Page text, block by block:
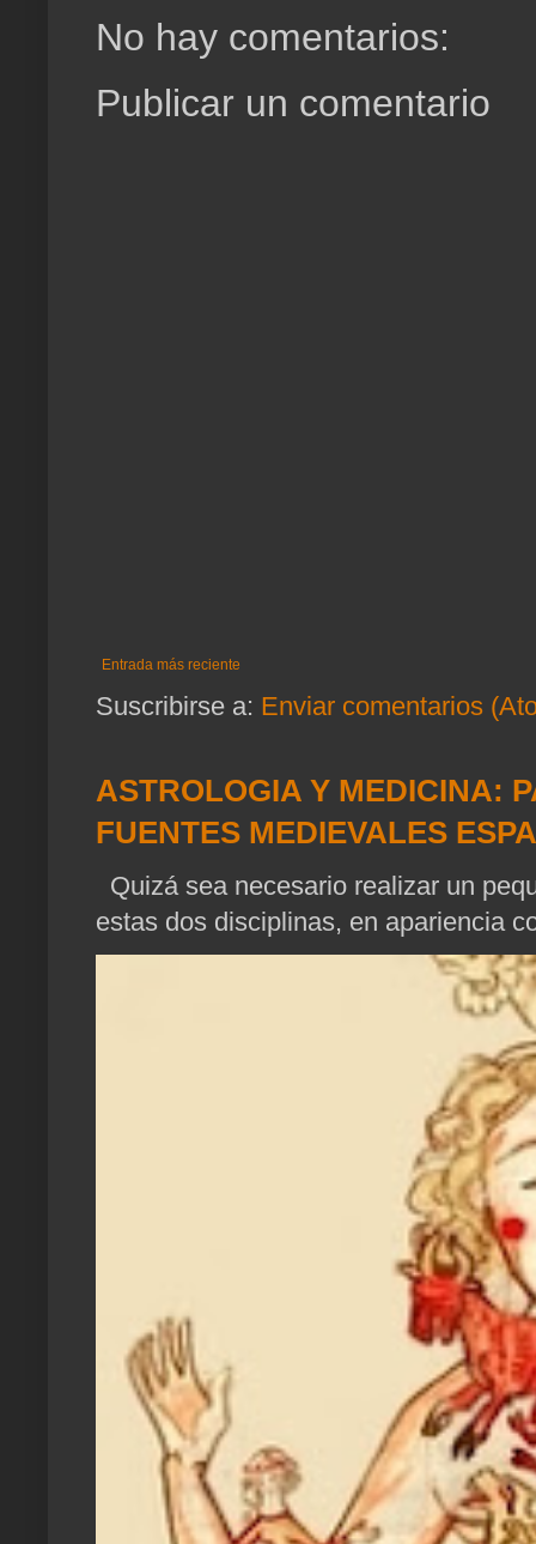
No hay comentarios:
Publicar un comentario
Entrada más reciente
Suscribirse a: Enviar comentarios
ASTROLOGIA Y MEDICINA:
FUENTES MEDIEVALES
Quizá sea necesario realizar un
estas dos disciplinas, en apariencia